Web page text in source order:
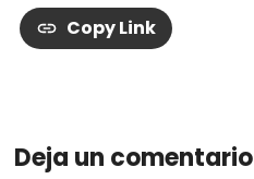
Copy Link
Deja un comentario